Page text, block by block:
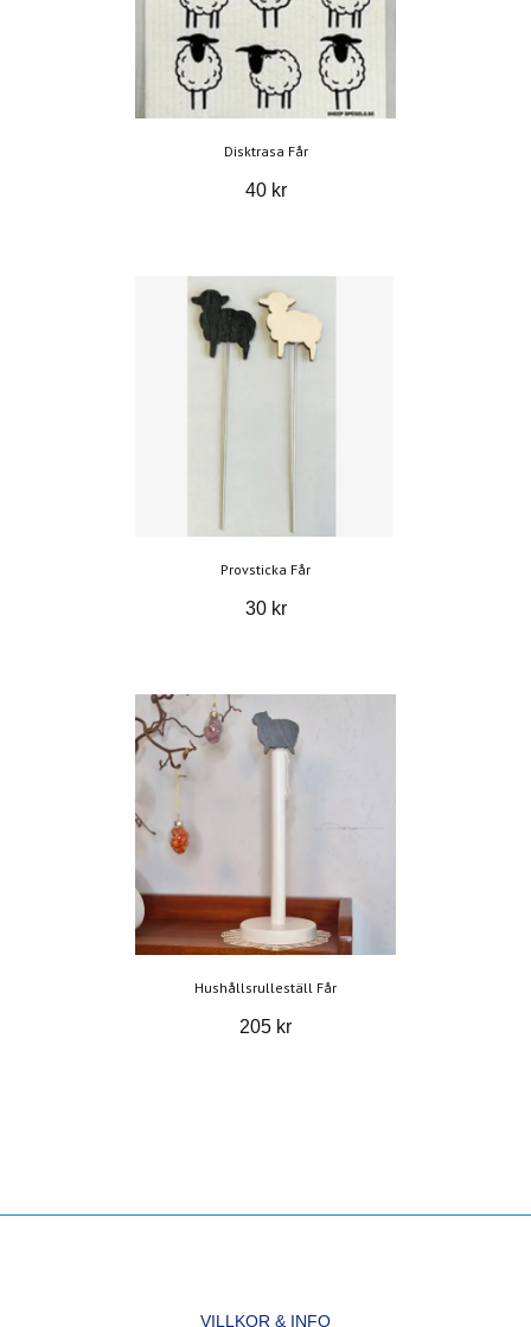
Disktrasa Får
40 kr
Provsticka Får
30 kr
Hushållsrulleställ Får
205 kr
VILLKOR & INFO